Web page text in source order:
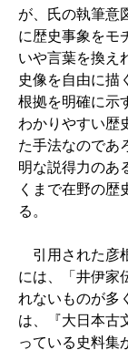
が、氏の執筆意
に歴史事象をモ
いや言葉を換え
史像を自由に描
根拠を明確に示
わかりやすい歴
た手法なのであ
明な説得力のあ
くまで在野の歴
る。
引用された彦
には、「井伊家
れないものが多
は、『大日本古
っている史料集